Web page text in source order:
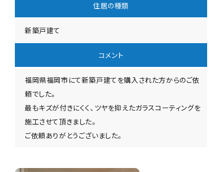
住居の種類
新築戸建て
コメント
福岡県福岡市にて新築戸建てを購入された方からのご依
頼でした。
最もキズが付きにくく、ツヤを抑えたガラスコーティングを
施工させて頂きました。
ご依頼ありがとうございました。